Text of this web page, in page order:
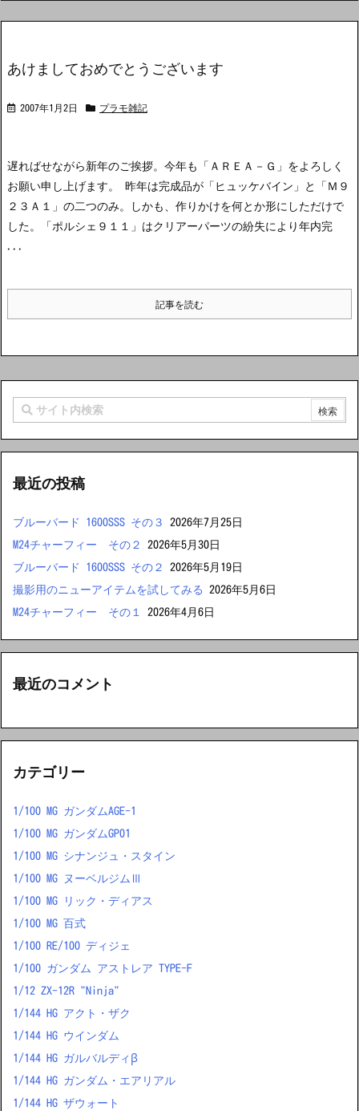
あけましておめでとうございます
2007年1月2日 プラモ雑記
遅ればせながら新年のご挨拶。今年も「ＡＲＥＡ－Ｇ」をよろしく
お願い申し上げます。 昨年は完成品が「ヒュッケバイン」と「Ｍ９
２３Ａ１」の二つのみ。しかも、作りかけを何とか形にしただけで
した。「ポルシェ９１１」はクリアーパーツの紛失により年内完
...
記事を読む
最近の投稿
ブルーバード 1600SSS その３
2026年7月25日
M24チャーフィー その２
2026年5月30日
ブルーバード 1600SSS その２
2026年5月19日
撮影用のニューアイテムを試してみる
2026年5月6日
M24チャーフィー その１
2026年4月6日
最近のコメント
カテゴリー
1/100 MG ガンダムAGE-1
1/100 MG ガンダムGP01
1/100 MG シナンジュ・スタイン
1/100 MG ヌーベルジムⅢ
1/100 MG リック・ディアス
1/100 MG 百式
1/100 RE/100 ディジェ
1/100 ガンダム アストレア TYPE-F
1/12 ZX-12R "Ninja"
1/144 HG アクト・ザク
1/144 HG ウインダム
1/144 HG ガルバルディβ
1/144 HG ガンダム・エアリアル
1/144 HG ザウォート